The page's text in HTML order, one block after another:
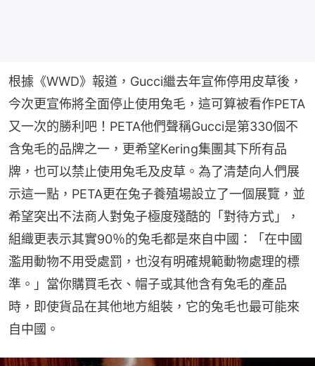
根據《WWD》報道，Gucci繼去年宣佈停用皮草後，
今次更宣佈將全面停止使用兔毛，這可算被看作PETA
又一次的勝利吧！PETA他們聲稱Gucci是第330個不
含兔毛的品牌之一，更希望Kering集團其下所有品
牌，也可以禁止使用兔毛及皮草。為了清楚向人們展
示這一點，PETA更在兔子養殖場設立了一個展覽，並
希望突出不法商人對兔子極度殘酷的「對待方式」，
組織更表示其實90％的兔毛都是來自中國：「在中國
濫用動物不用受處罰，也沒有明確規範動物處理的標
準。」當你購買毛衣、帽子或其他含有兔毛的產品
時，即使貨品在其他地方組裝，它的兔毛也最可能來
自中國。